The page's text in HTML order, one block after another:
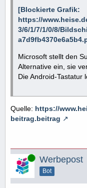
[Blockierte Grafik:
https://
3/6/1/7/1/0/8/
Microsoft stellt den
Alternative ein, sie
Die Android-Tastatur
Quelle: https://
beitrag.beitrag
Online Werbepost
Bot